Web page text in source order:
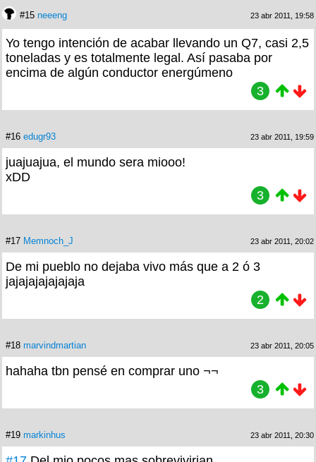
#15 neeeng 23 abr 2011, 19:58
Yo tengo intención de acabar llevando un Q7, casi 2,5
toneladas y es totalmente legal. Así pasaba por
encima de algún conductor energúmeno
3
#16 edugr93 23 abr 2011, 19:59
juajuajua, el mundo sera miooo!
xDD
3
#17 Memnoch_J 23 abr 2011, 20:02
De mi pueblo no dejaba vivo más que a 2 ó 3
jajajajajajajaja
2
#18 marvindmartian 23 abr 2011, 20:05
hahaha tbn pensé en comprar uno ¬¬
3
#19 markinhus 23 abr 2011, 20:30